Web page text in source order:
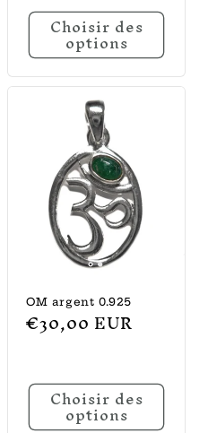
Choisir des
options
OM argent 0.925
Prix
habituel
€30,00 EUR
Choisir des
options